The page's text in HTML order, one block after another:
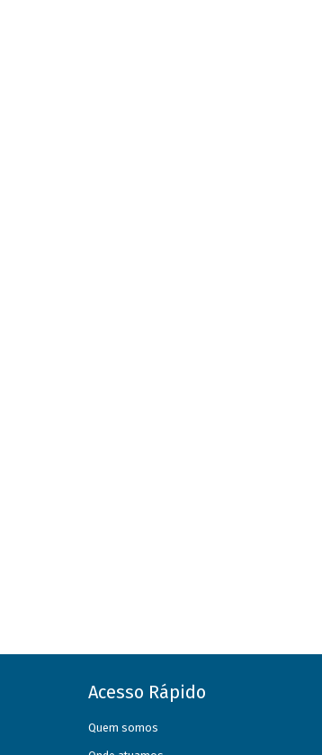
Acesso Rápido
Quem somos